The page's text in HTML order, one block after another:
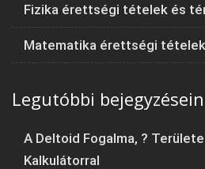
Fizika érettségi tételek és
Matematika érettségi
Legutóbbi
A Deltoid Fogalma, ?
Kalkulátorral